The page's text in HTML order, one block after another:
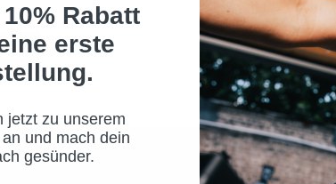
Rabatt
erste
jetzt zu unserem
und mach dein
gesünder.